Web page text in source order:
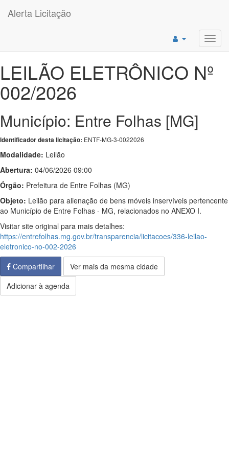
Alerta Licitação
LEILÃO ELETRÔNICO Nº
002/2026
Município: Entre Folhas [MG]
Identificador desta licitação: ENTF-MG-3-0022026
Modalidade: Leilão
Abertura: 04/06/2026 09:00
Órgão: Prefeitura de Entre Folhas (MG)
Objeto: Leilão para alienação de bens móveis inservíveis pertencente
ao Município de Entre Folhas - MG, relacionados no ANEXO I.
Visitar site original para mais detalhes:
https://entrefolhas.mg.gov.br/transparencia/licitacoes/336-leilao-
eletronico-no-002-2026
Compartilhar
Ver mais da mesma cidade
Adicionar à agenda